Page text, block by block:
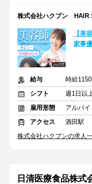
株式会社ハクブン HAIR
【美
家事
給与
時給
シフト
雇用形態
アルバイ
アクセス
酒田駅
株式会社ハクブンの求人
日清医療食品株式